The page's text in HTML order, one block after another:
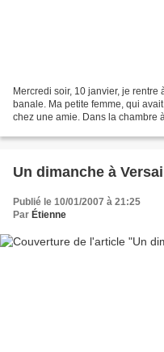
Mercredi soir, 10 janvier, je
banale. Ma petite femme, qui
chez une amie. Dans la chambre
Un dimanche à
Publié le 10/01/2007 à 21:25
Par Étienne